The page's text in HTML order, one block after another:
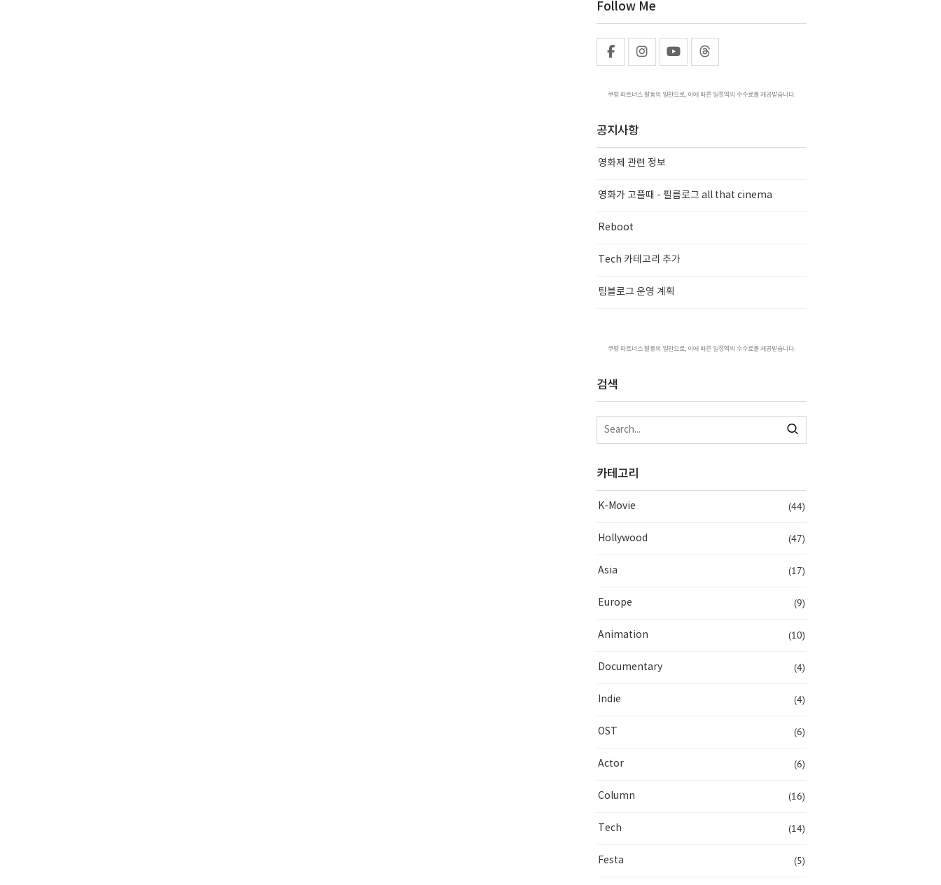
Follow Me
쿠팡 파트너스 활동의 일환으로, 이에 따른 일정액의 수수료를 제공받습니다.
공지사항
영화제 관련 정보
영화가 고플때 - 필름로그 all that cinema
Reboot
Tech 카테고리 추가
팀블로그 운영 계획
쿠팡 파트너스 활동의 일환으로, 이에 따른 일정액의 수수료를 제공받습니다.
검색
카테고리
K-Movie (44)
Hollywood (47)
Asia (17)
Europe (9)
Animation (10)
Documentary (4)
Indie (4)
OST (6)
Actor (6)
Column (16)
Tech (14)
Festa (5)